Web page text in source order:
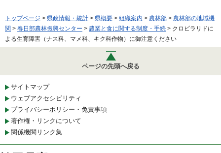
トップページ > 県政情報・統計 > 県概要 > 組織案内 > 農林部 > 農林部の地域機
関 > 春日部農林振興センター > 農業と食に関する制度・手続 > クロピラリドに
よる生育障害（ナス科、マメ科、キク科作物）に御注意ください
ページの先頭へ戻る
サイトマップ
ウェブアクセシビリティ
プライバシーポリシー・免責事項
著作権・リンクについて
関係機関リンク集